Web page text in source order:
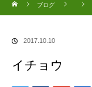
ブログ
2017.10.10
イチョウ